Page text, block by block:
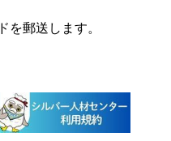
を郵送します。